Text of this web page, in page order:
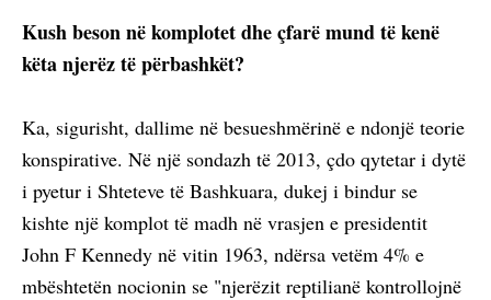
Kush beson në komplotet dhe çfarë mund të kenë
këta njerëz të përbashkët?
Ka, sigurisht, dallime në besueshmërinë e ndonjë teorie
konspirative. Në një sondazh të 2013, çdo qytetar i dytë
i pyetur i Shteteve të Bashkuara, dukej i bindur se
kishte një komplot të madh në vrasjen e presidentit
John F Kennedy në vitin 1963, ndërsa vetëm 4% e
mbështetën nocionin se "njerëzit reptilianë kontrollojnë